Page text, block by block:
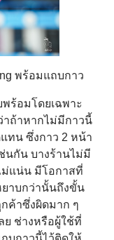
พร้อมแถบกาว
ร้อมโดยเฉพาะ
าถ้าหากไม่มีกาวนี้
ทน ซึ่งกาว 2 หน้า
นกัน บางร้านไม่มี
ม่แน่น มีโอกาสที่
ยาบกว่านั้นถึงขั้น
ค้าซึ่งผิดมาก ๆ
ช่างหรือผู้ใช้ที่